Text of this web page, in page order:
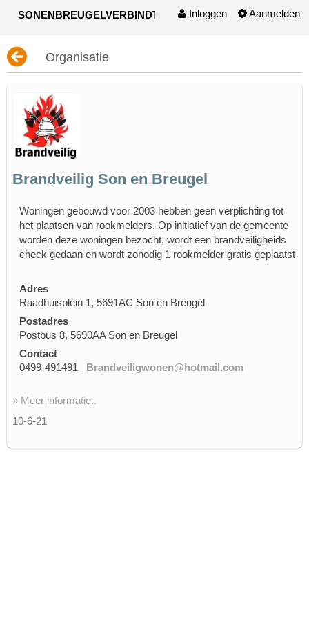
Inloggen Aanmelden
SONENBREUGELVERBINDT
Organisatie
Brandveilig Son en Breugel
Woningen gebouwd voor 2003 hebben geen verplichting tot
het plaatsen van rookmelders. Op initiatief van de gemeente
worden deze woningen bezocht, wordt een brandveiligheids
check gedaan en wordt zonodig 1 rookmelder gratis geplaatst
Adres
Raadhuisplein 1, 5691AC Son en Breugel
Postadres
Postbus 8, 5690AA Son en Breugel
Contact
0499-491491 Brandveiligwonen@hotmail.com
» Meer informatie..
10-6-21